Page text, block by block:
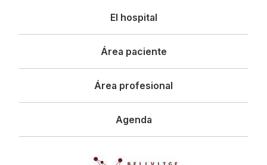
principal
El hospital
Área paciente
Área profesional
Agenda